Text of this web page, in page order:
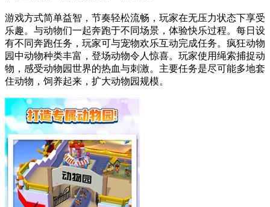
游戏方式简单益智，节奏轻松流畅，玩家在无压力状态下享受
乐趣。与动物们一起奔跑于不同场景，体验快乐过程。每日设
有不同奔跑任务，玩家可与宠物欢乐互动完成任务。疯狂动物
园中动物种类丰富，登场动物令人惊喜。玩家使用绳索捕捉动
物，感受动物园世界的热血与刺激。主要任务是尽可能多地套
住动物，饲养起来，扩大动物园规模。